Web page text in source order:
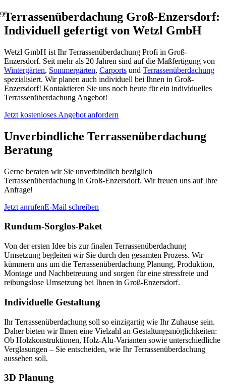
Terrassenüberdachung Groß-Enzersdorf:
Individuell gefertigt von Wetzl GmbH
Wetzl GmbH ist Ihr Terrassenüberdachung Profi in Groß-
Enzersdorf. Seit mehr als 20 Jahren sind auf die Maßfertigung von
Wintergärten, Sommergärten, Carports und Terrassenüberdachung
spezialisiert. Wir planen auch individuell bei Ihnen in Groß-
Enzersdorf! Kontaktieren Sie uns noch heute für ein individuelles
Terrassenüberdachung Angebot!
Jetzt kostenloses Angebot anfordern
Unverbindliche Terrassenüberdachung
Beratung
Gerne beraten wir Sie unverbindlich bezüglich
Terrassenüberdachung in Groß-Enzersdorf. Wir freuen uns auf Ihre
Anfrage!
Jetzt anrufenE-Mail schreiben
Rundum-Sorglos-Paket
Von der ersten Idee bis zur finalen Terrassenüberdachung
Umsetzung begleiten wir Sie durch den gesamten Prozess. Wir
kümmern uns um die Terrassenüberdachung Planung, Produktion,
Montage und Nachbetreuung und sorgen für eine stressfreie und
reibungslose Umsetzung bei Ihnen in Groß-Enzersdorf.
Individuelle Gestaltung
Ihr Terrassenüberdachung soll so einzigartig wie Ihr Zuhause sein.
Daher bieten wir Ihnen eine Vielzahl an Gestaltungsmöglichkeiten:
Ob Holzkonstruktionen, Holz-Alu-Varianten sowie unterschiedliche
Verglasungen – Sie entscheiden, wie Ihr Terrassenüberdachung
aussehen soll.
3D Planung